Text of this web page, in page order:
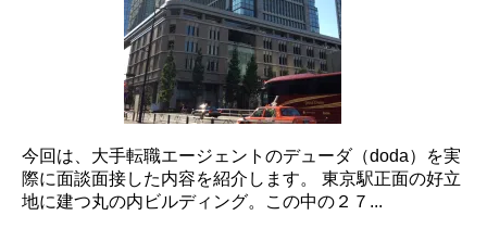
今回は、大手転職エージェントのデューダ（doda）を実
際に面談面接した内容を紹介します。 東京駅正面の好立
地に建つ丸の内ビルディング。この中の２７...